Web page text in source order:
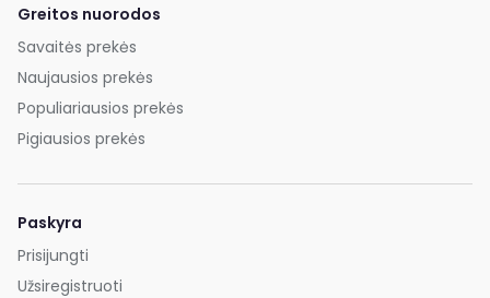
Greitos nuorodos
Savaitės prekės
Naujausios prekės
Populiariausios prekės
Pigiausios prekės
Paskyra
Prisijungti
Užsiregistruoti